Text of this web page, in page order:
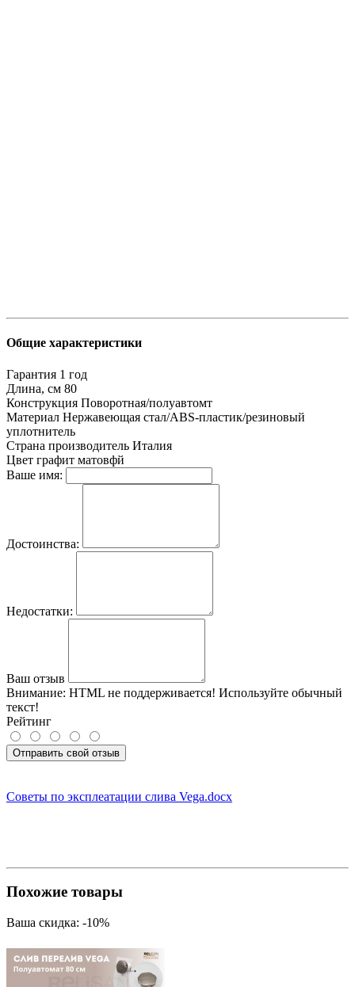
Общие характеристики
Гарантия 1 год
Длина, см 80
Конструкция Поворотная/полуавтомт
Материал Нержавеющая стал/ABS-пластик/резиновый
уплотнитель
Страна производитель Италия
Цвет графит матовфй
Ваше имя:
Достоинства:
Недостатки:
Ваш отзыв
Внимание: HTML не поддерживается! Используйте обычный
текст!
Рейтинг
Отправить свой отзыв
Советы по эксплеатации слива Vega.docx
Похожие товары
Ваша скидка: -10%